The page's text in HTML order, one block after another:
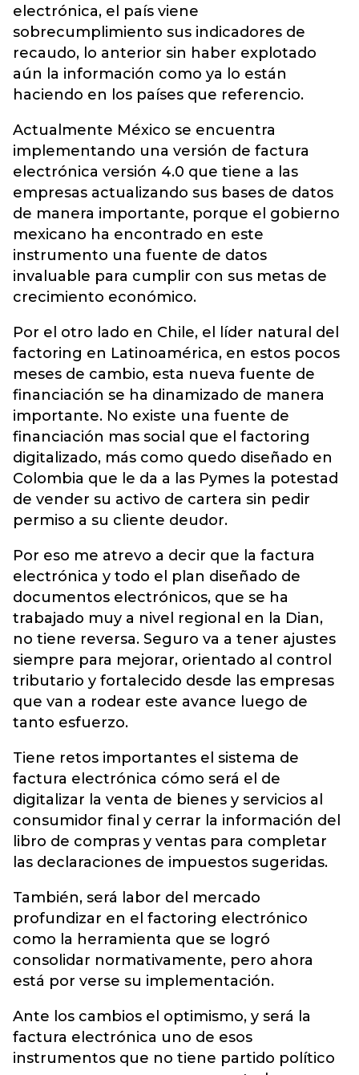
electrónica, el país viene
sobrecumplimiento sus indicadores de
recaudo, lo anterior sin haber explotado
aún la información como ya lo están
haciendo en los países que referencio.
Actualmente México se encuentra
implementando una versión de factura
electrónica versión 4.0 que tiene a las
empresas actualizando sus bases de datos
de manera importante, porque el gobierno
mexicano ha encontrado en este
instrumento una fuente de datos
invaluable para cumplir con sus metas de
crecimiento económico.
Por el otro lado en Chile, el líder natural del
factoring en Latinoamérica, en estos pocos
meses de cambio, esta nueva fuente de
financiación se ha dinamizado de manera
importante. No existe una fuente de
financiación mas social que el factoring
digitalizado, más como quedo diseñado en
Colombia que le da a las Pymes la potestad
de vender su activo de cartera sin pedir
permiso a su cliente deudor.
Por eso me atrevo a decir que la factura
electrónica y todo el plan diseñado de
documentos electrónicos, que se ha
trabajado muy a nivel regional en la Dian,
no tiene reversa. Seguro va a tener ajustes
siempre para mejorar, orientado al control
tributario y fortalecido desde las empresas
que van a rodear este avance luego de
tanto esfuerzo.
Tiene retos importantes el sistema de
factura electrónica cómo será el de
digitalizar la venta de bienes y servicios al
consumidor final y cerrar la información del
libro de compras y ventas para completar
las declaraciones de impuestos sugeridas.
También, será labor del mercado
profundizar en el factoring electrónico
como la herramienta que se logró
consolidar normativamente, pero ahora
está por verse su implementación.
Ante los cambios el optimismo, y será la
factura electrónica uno de esos
instrumentos que no tiene partido político